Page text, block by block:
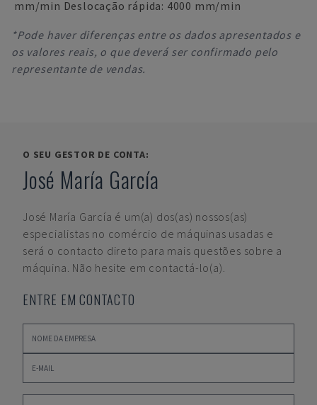
mm/min Deslocação rápida: 4000 mm/min
*Pode haver diferenças entre os dados apresentados e
os valores reais, o que deverá ser confirmado pelo
representante de vendas.
O SEU GESTOR DE CONTA:
José María García
José María García é um(a) dos(as) nossos(as)
especialistas no comércio de máquinas usadas e
será o contacto direto para mais questões sobre a
máquina. Não hesite em contactá-lo(a).
ENTRE EM CONTACTO